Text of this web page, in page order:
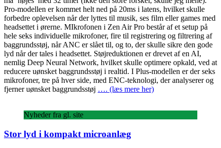
Pro-modellen er kommet helt ned på 20ms i latens, hvilket skulle
forbedre oplevelsen når der lyttes til musik, ses film eller games med
headsettet i ørerne. MIkrofonen i Zen Air Pro består af et setup på
hele seks individuelle mikrofoner, fire til registrering og filtrering af
baggrundsstøj, når ANC er slået til, og to, der skulle sikre den gode
lyd når der tales i headsettet. Støjreduktionen er drevet af en AI,
nemlig Deep Neural Network, hvilket skulle optimere opkald, ved at
reducere uønsket baggrundsstøj i realtid. I Plus-modellen er der seks
mikrofoner, tre på hver side, med ENC-teknologi, der analyserer og
fjerner uønsket baggrundsstøj …. (læs mere her)
Nyheder fra gl. site
Stor lyd i kompakt microanlæg